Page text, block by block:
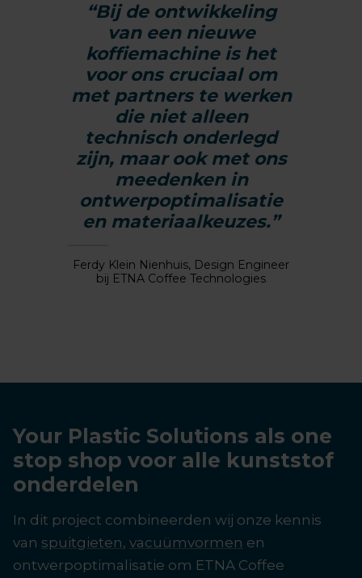
“Bij de ontwikkeling
van een nieuwe
koffiemachine is het
voor ons cruciaal om
met partners te werken
die niet alleen
technisch onderlegd
zijn, maar ook met ons
meedenken in
ontwerpoptimalisatie
en materiaalkeuzes.”
Ferdy Klein Nienhuis, Design Engineer
bij ETNA Coffee Technologies
Your Plastic Solutions als one
stop shop voor alle kunststof
onderdelen
In dit project combineerden wij onze kennis
van spuitgieten, vacuümvormen en
ontwerpoptimalisatie om ETNA Coffee